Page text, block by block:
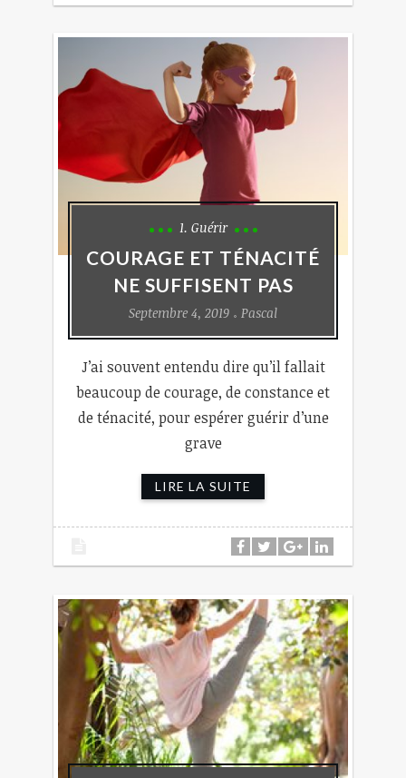
1. Guérir
COURAGE ET TÉNACITÉ
NE SUFFISENT PAS
Septembre 4, 2019 Pascal
J’ai souvent entendu dire qu’il fallait
beaucoup de courage, de constance et
de ténacité, pour espérer guérir d’une
grave
LIRE LA SUITE